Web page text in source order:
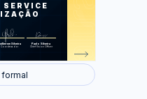
SERVICE
Silveira
Coordenador
Paulo Silveira
Chief Vision Officer
Foram feitas 45 de 45 atividades.